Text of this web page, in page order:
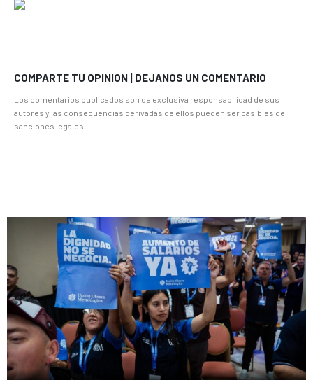
COMPARTE TU OPINION | DEJANOS UN COMENTARIO
Los comentarios publicados son de exclusiva responsabilidad de sus
autores y las consecuencias derivadas de ellos pueden ser pasibles de
sanciones legales.